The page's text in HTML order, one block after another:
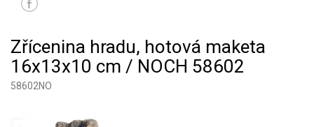
Zřícenina hradu, hotová maketa
16x13x10 cm / NOCH 58602
58602NO